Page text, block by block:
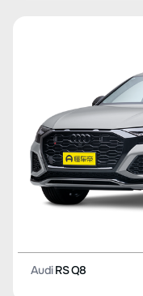
AudiRS Q8